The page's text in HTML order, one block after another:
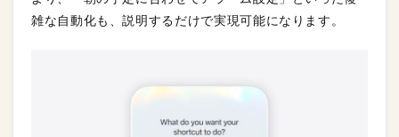
雑な自動化も、説明するだけで実現可能になります。